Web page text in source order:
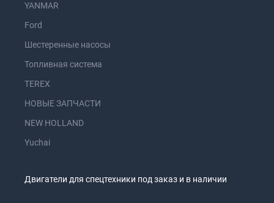
YANMAR
Ford
Шестеренные насосы
Топливная система
TEREX
НОВЫЕ ЗАПЧАСТИ
NEW HOLLAND
Yuchai
Двигатели для спецтехники под заказ и в наличии